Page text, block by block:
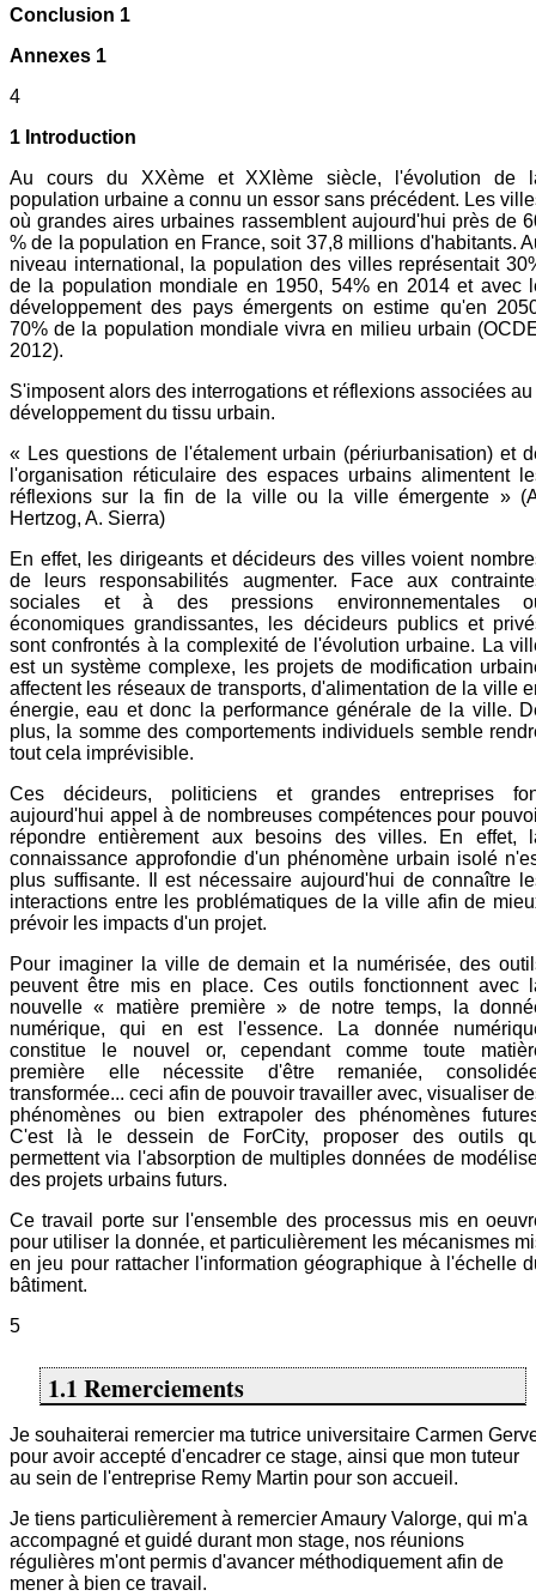
Conclusion 1
Annexes 1
4
1 Introduction
Au cours du XXème et XXIème siècle, l'évolution de
population urbaine a connu un essor sans précédent. Les
où grandes aires urbaines rassemblent aujourd'hui près de
% de la population en France, soit 37,8 millions d'habitants.
niveau international, la population des villes représentait
de la population mondiale en 1950, 54% en 2014 et avec
développement des pays émergents on estime qu'en
70% de la population mondiale vivra en milieu urbain
2012).
S'imposent alors des interrogations et réflexions associées au
développement du tissu urbain.
« Les questions de l'étalement urbain (périurbanisation) et
l'organisation réticulaire des espaces urbains alimentent
réflexions sur la fin de la ville ou la ville émergente »
Hertzog, A. Sierra)
En effet, les dirigeants et décideurs des villes voient
de leurs responsabilités augmenter. Face aux
sociales et à des pressions environnementales
économiques grandissantes, les décideurs publics et
sont confrontés à la complexité de l'évolution urbaine. La
est un système complexe, les projets de modification
affectent les réseaux de transports, d'alimentation de la ville
énergie, eau et donc la performance générale de la ville.
plus, la somme des comportements individuels semble
tout cela imprévisible.
Ces décideurs, politiciens et grandes entreprises
aujourd'hui appel à de nombreuses compétences pour
répondre entièrement aux besoins des villes. En effet,
connaissance approfondie d'un phénomène urbain isolé
plus suffisante. Il est nécessaire aujourd'hui de connaître
interactions entre les problématiques de la ville afin de
prévoir les impacts d'un projet.
Pour imaginer la ville de demain et la numérisée, des
peuvent être mis en place. Ces outils fonctionnent avec
nouvelle « matière première » de notre temps, la
numérique, qui en est l'essence. La donnée
constitue le nouvel or, cependant comme toute
première elle nécessite d'être remaniée,
transformée... ceci afin de pouvoir travailler avec, visualiser
phénomènes ou bien extrapoler des phénomènes
C'est là le dessein de ForCity, proposer des outils
permettent via l'absorption de multiples données de
des projets urbains futurs.
Ce travail porte sur l'ensemble des processus mis en
pour utiliser la donnée, et particulièrement les mécanismes
en jeu pour rattacher l'information géographique à l'échelle
bâtiment.
5
1.1 Remerciements
Je souhaiterai remercier ma tutrice universitaire Carmen
pour avoir accepté d'encadrer ce stage, ainsi que mon tuteur
au sein de l'entreprise Remy Martin pour son accueil.
Je tiens particulièrement à remercier Amaury Valorge, qui m'a
accompagné et guidé durant mon stage, nos réunions
régulières m'ont permis d'avancer méthodiquement afin de
mener à bien ce travail.